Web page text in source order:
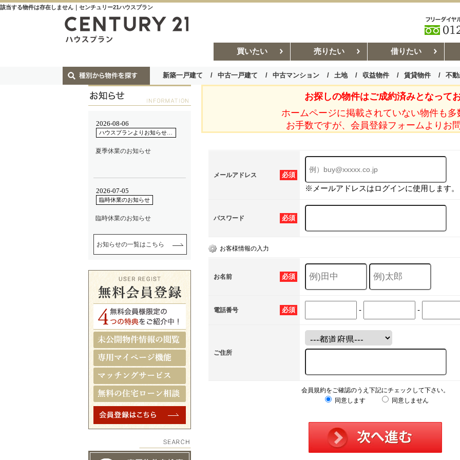
該当する物件は存在しません｜センチュリー21ハウスプラン
買いたい 売りたい 借りたい
新築一戸建て 中古一戸建て 中古マンション 土地 収益物件 賃貸物件 不
お部屋探しコラム 賃貸管理コ
お探しの物件はご成約済みとなってお
ホームページに掲載されていない物件も多
お手数ですが、会員登録フォームよりお
必須
メールアドレス
※メールアドレスはログインに使用します。
必須
パスワード
お客様情報の入力
必須
お名前
必須
電話番号 - -
ご住所
会員規約をご確認のうえ下記にチェックして下さい。
同意します
同意しません
お知らせの一覧はこちら